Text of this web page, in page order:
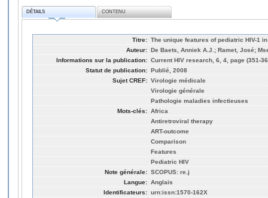
DÉTAILS CONTENU
Titre: The unique features of pediatric HIV-1
Auteur: De Baets, Anniek A.J.; Ramet, José;
Informations sur la publication: Current HIV research, 6, 4, page (351-
Statut de publication: Publié, 2008
Sujet CREF: Virologie médicale
Virologie générale
Pathologie maladies infectieuses
Mots-clés: Africa
Antiretroviral therapy
ART-outcome
Comparison
Features
Pediatric HIV
Note générale: SCOPUS: re.j
Langue: Anglais
Identificateurs: urn:issn:1570-162X